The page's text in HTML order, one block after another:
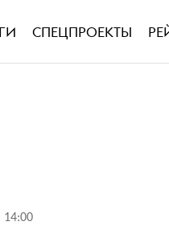
СПЕЦПРОЕКТЫ
14:00